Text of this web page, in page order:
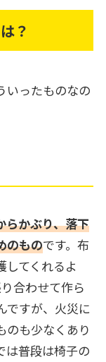
？
いったものなの
らかぶり、落下
のものです。布
してくれるよ
合わせて作ら
ですが、火災に
のも少なくあり
は普段は椅子の